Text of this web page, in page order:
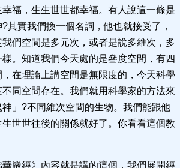
福，生生世世都幸福。有人說這一條是
其實我們換一個名詞，他也就接受了，
們空間是多元次，或者是說多維次，多
。知道我們今天處的是叄度空間，有四
在理論上講空間是無限度的，今天科學
同空間存在。我們就用科學家的方法來
」?不同維次空間的生物。我們能跟他
世世往後的關係就好了。你看看這個教
嚴經》內容就是講的這個，我們展開經